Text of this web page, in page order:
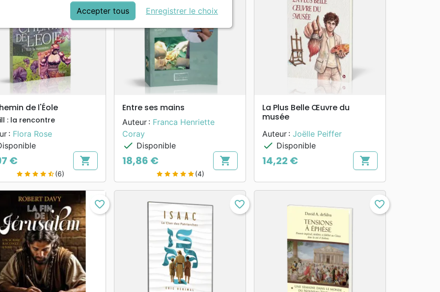
search APERÇU RAPIDE
de l'Éole
: la rencontre
: Flora Rose
€ shopping_cart
star star star star star_half(6)
search APERÇU RAPIDE
Entre ses mains
Auteur : Franca Henriette
Coray
check Disponible
Prix
18,86 € shopping_cart
star star star star star(4)
searchAPERÇU RAPIDE
La Plus Belle Œuvre du
musée
Auteur : Joëlle Peiffer
check Disponible
Prix
14,22 € shopping_cart
favorite_border favorite_border favorite_border
Accepter tous Enregistrer le choix